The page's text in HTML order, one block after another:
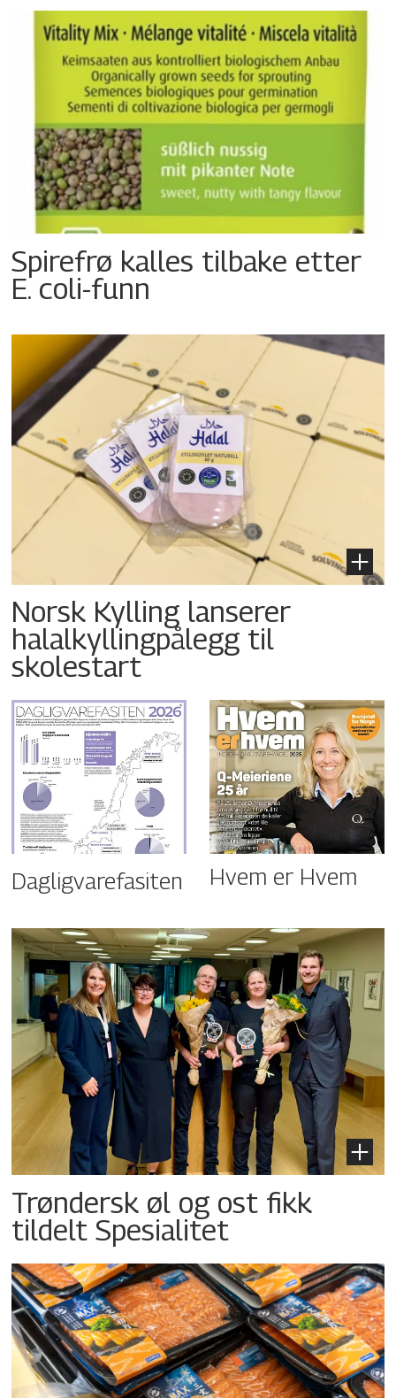
Spirefrø kalles tilbake etter
E. coli-funn
Norsk Kylling lanserer
halalkyllingpålegg til
skolestart
Dagligvarefasiten Hvem er Hvem
Trøndersk øl og ost fikk
tildelt Spesialitet